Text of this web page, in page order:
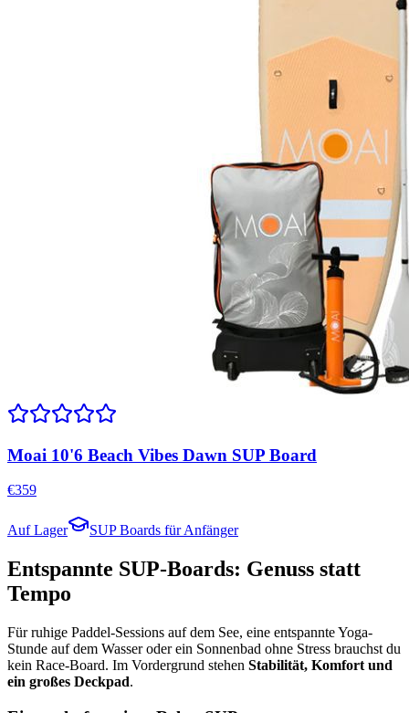
Moai 10'6 Beach Vibes Dawn SUP Board
€359
Auf Lager SUP Boards für Anfänger
Entspannte SUP-Boards: Genuss statt
Tempo
Für ruhige Paddel-Sessions auf dem See, eine entspannte Yoga-
Stunde auf dem Wasser oder ein Sonnenbad ohne Stress brauchst du
kein Race-Board. Im Vordergrund stehen Stabilität, Komfort und
ein großes Deckpad.